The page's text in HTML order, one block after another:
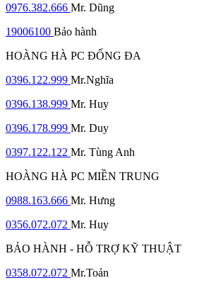
0976.382.666 Mr. Dũng
19006100 Bảo hành
HOÀNG HÀ PC ĐỐNG ĐA
0396.122.999 Mr.Nghĩa
0396.138.999 Mr. Huy
0396.178.999 Mr. Duy
0397.122.122 Mr. Tùng Anh
HOÀNG HÀ PC MIỀN TRUNG
0988.163.666 Mr. Hưng
0356.072.072 Mr. Huy
BẢO HÀNH - HỖ TRỢ KỸ THUẬT
0358.072.072 Mr.Toản